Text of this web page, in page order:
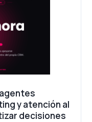
y atención al
decisiones